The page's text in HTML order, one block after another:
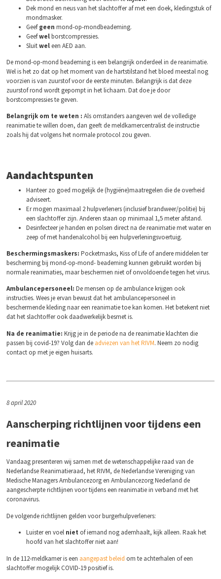
Dek mond en neus van het slachtoffer af met een doek, kledingstuk of
mondmasker.
Geefgeen mond-op-mondbeademing.
Geefwelborstcompressies.
Sluitwel een AED aan.
De mond-op-mond beademing is een belangrijk onderdeel in de reanimatie.
Wel is het zo dat op het moment van de hartstilstand het bloed meestal nog
voorzien is van zuurstof voor de eerste minuten. Belangrijk is dat deze
zuurstof rond wordt gepompt in het lichaam. Dat doe je door
borstcompressies te geven.
Belangrijk om te weten :Als omstanders aangeven wel de volledige
reanimatie te willen doen, dan geeft de meldkamercentralist de instructie
zoals hij dat volgens het normale protocol zou geven.
Aandachtspunten
Hanteer zo goed mogelijk de (hygiëne)maatregelen die de overheid
adviseert.
Er mogen maximaal 2 hulpverleners (inclusief brandweer/politie) bij
een slachtoffer zijn. Anderen staan op minimaal 1,5 meter afstand.
Desinfecteer je handen en polsen direct na de reanimatie met water en
zeep of met handenalcohol bij een hulpverleningsvoertuig.
Beschermingsmaskers:Pocketmasks, Kiss of Life of andere middelen ter
bescherming bij mond-op-mond- beademing kunnen gebruikt worden bij
normale reanimaties, maar beschermen niet of onvoldoende tegen het virus.
Ambulancepersoneel:De mensen op de ambulance krijgen ook
instructies. Wees je ervan bewust dat het ambulancepersoneel in
beschermende kleding naar een reanimatie toe kan komen. Het betekent niet
dat het slachtoffer ook daadwerkelijk besmet is.
Na de reanimatie:Krijg je in de periode na de reanimatie klachten die
passen bij covid-19? Volg dan de adviezen van het RIVM. Neem zo nodig
contact op met je eigen huisarts.
8 april 2020
Aanscherping richtlijnen voor tijdens een
reanimatie
Vandaag presenteren wij samen met de wetenschappelijke raad van de
Nederlandse Reanimatieraad, het RIVM, de Nederlandse Vereniging van
Medische Managers Ambulancezorg en Ambulancezorg Nederland de
aangescherpte richtlijnen voor tijdens een reanimatie in verband met het
coronavirus.
De volgende richtlijnen gelden voor burgerhulpverleners:
Luister en voel niet of iemand nog ademhaalt, kijk alleen. Raak het
hoofd van het slachtoffer niet aan!
In de 112-meldkamer is een aangepast beleid om te achterhalen of een
slachtoffer mogelijk COVID-19 positief is.